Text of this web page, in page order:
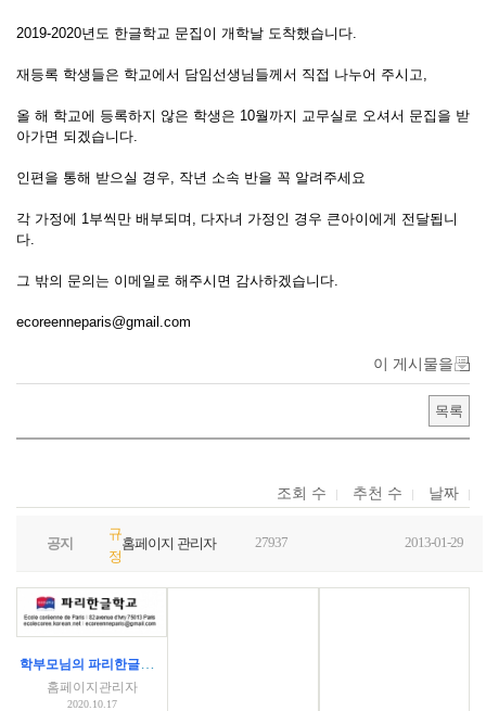
2019-2020년도 한글학교 문집이 개학날 도착했습니다.
재등록 학생들은 학교에서 담임선생님들께서 직접 나누어 주시고,
올 해 학교에 등록하지 않은 학생은 10월까지 교무실로 오셔서 문집을 받
아가면 되겠습니다.
인편을 통해 받으실 경우, 작년 소속 반을 꼭 알려주세요
각 가정에 1부씩만 배부되며, 다자녀 가정인 경우 큰아이에게 전달됩니
다.
그 밖의 문의는 이메일로 해주시면 감사하겠습니다.
ecoreenneparis@gmail.com
이 게시물을
목록
조회 수 추천 수 날짜
공지
규
정
홈페이지 관리자 27937 2013-01-29
홈페이지관리자
2020.10.17